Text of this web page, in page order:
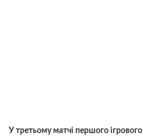
У третьому матчі першого